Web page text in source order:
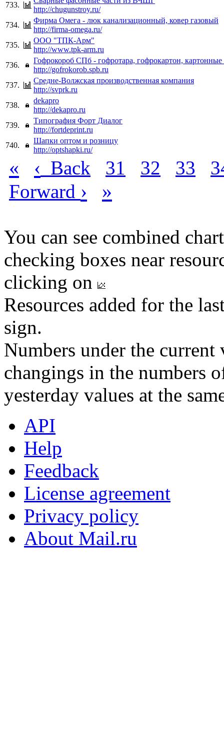
733.
http://chugunstroy.ru/
734.
Фирма Омега - люк канализационный, ковер газовый
http://firma-omega.ru/
735.
ООО "ТПК-Арм"
http://www.tpk-arm.ru
736.
Гофрокороб СПб - гофротара, гофрокартон, картонные
http://gofrokorob.spb.ru
737.
Средне-Волжская производственная компания
http://svprk.ru
738.
dekapro
http://dekapro.ru
739.
Типография Форт Диалог
http://fortdeprint.ru
740.
Шапки оптом и розницу
http://optshapki.ru/
« ‹ Back 31 32 33
Forward › »
You can see combined
checking boxes near
clicking on
Resources added for the
sign.
Numbers under the
changings in the numbers
yesterday values at the
API
Help
Feedback
License agreement
Privacy policy
About Mail.ru